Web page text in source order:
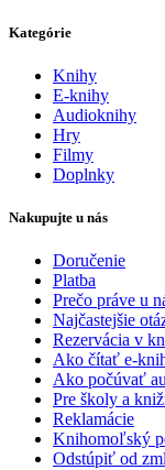
Kategórie
Knihy
E-knihy
Audioknihy
Hry
Filmy
Doplnky
Nakupujte u nás
Doručenie
Platba
Prečo práve u
Najčastejšie
Rezervácia v
Ako čítať e-
Ako počúvať
Pre školy a
Reklamácie
Knihomoľský
Odstúpiť od